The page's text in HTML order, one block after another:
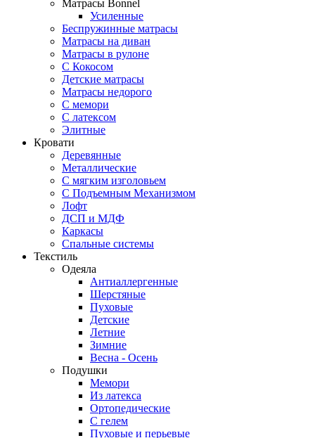
Матрасы Bonnel
Усиленные
Беспружинные матрасы
Матрасы на диван
Матрасы в рулоне
С Кокосом
Детские матрасы
Матрасы недорого
С мемори
С латексом
Элитные
Кровати
Деревянные
Металлические
С мягким изголовьем
С Подъемным Механизмом
Лофт
ДСП и МДФ
Каркасы
Спальные системы
Текстиль
Одеяла
Антиаллергенные
Шерстяные
Пуховые
Детские
Летние
Зимние
Весна - Осень
Подушки
Мемори
Из латекса
Ортопедические
С гелем
Пуховые и перьевые